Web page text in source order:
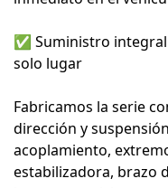
✅ Suministro
solo lugar
Fabricamos la serie
dirección y
acoplamiento,
estabilizadora, brazo